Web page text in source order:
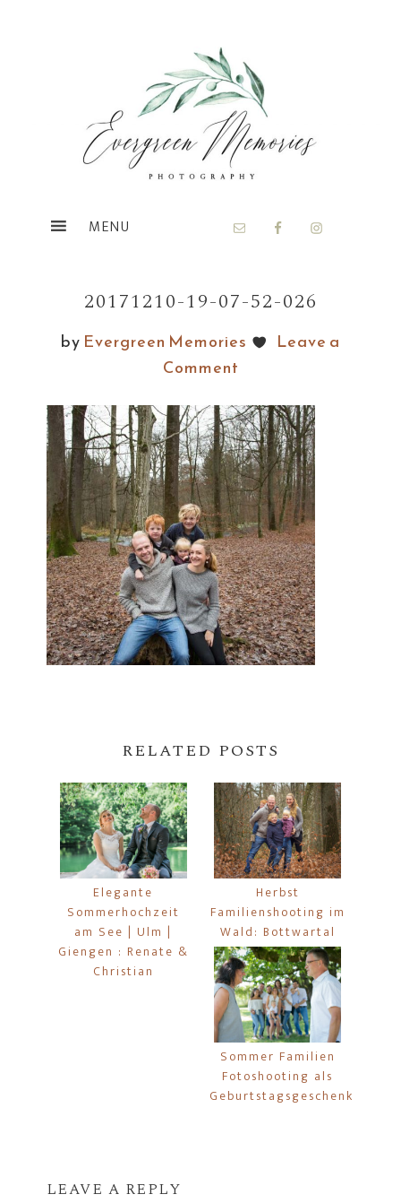
20171210-19-07-52-026
by Evergreen Memories
Leave a
Comment
RELATED POSTS
Elegante
Sommerhochzeit
am See | Ulm |
Giengen : Renate &
Christian
Herbst
Familienshooting im
Wald: Bottwartal
Sommer Familien
Fotoshooting als
Geburtstagsgeschenk
LEAVE A REPLY